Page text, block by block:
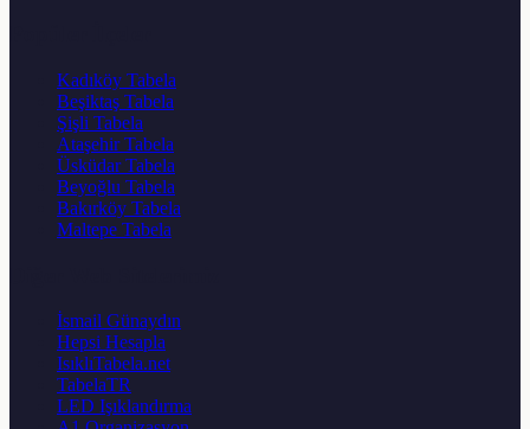
Kadıköy Tabela
Beşiktaş Tabela
Şişli Tabela
Ataşehir Tabela
Üsküdar Tabela
Beyoğlu Tabela
Bakırköy Tabela
Maltepe Tabela
İsmail Günaydın
Hepsi Hesapla
IsıklıTabela.net
TabelaTR
LED Işıklandırma